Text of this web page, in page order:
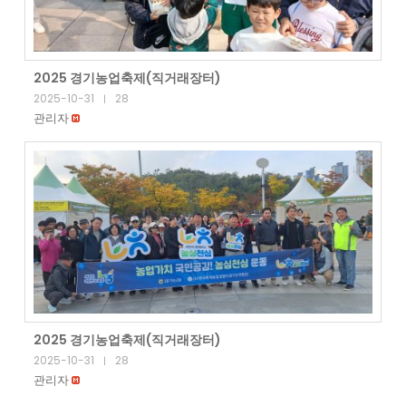
2025 경기농업축제(직거래장터)
2025-10-31 | 28
관리자
2025 경기농업축제(직거래장터)
2025-10-31 | 28
관리자